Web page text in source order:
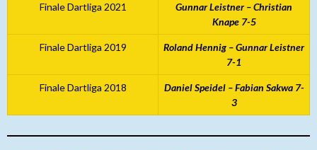
Finale Dartliga 2021
Gunnar Leistner – Christian
Knape 7-5
Finale Dartliga 2019
Roland Hennig – Gunnar Leistner
7-1
Finale Dartliga 2018
Daniel Speidel – Fabian Sakwa 7-
3